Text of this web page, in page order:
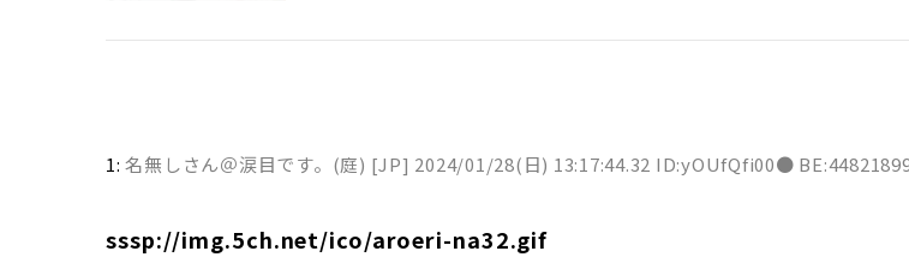
1:名無しさん＠涙目です。(庭) [JP] 2024/01/28(日) 13:17:44.32 ID:yOUfQfi00●
sssp://img.5ch.net/ico/aroeri-na32.gif